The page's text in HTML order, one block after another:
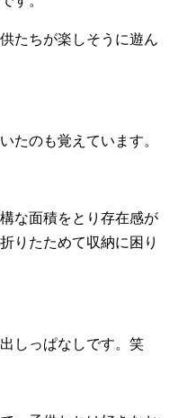
たちが楽しそうに遊ん
たのも覚えています。
な面積をとり存在感が
りたためて収納に困り
しっぱなしです。笑